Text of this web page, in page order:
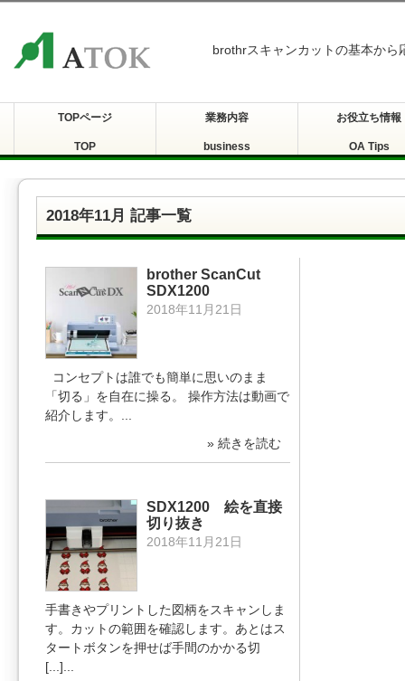
brothrスキャンカットの基本から
TOPページ
TOP
業務内容
business
お役立ち情報
OA Tips
2018年11月 記事一覧
brother ScanCut
SDX1200
2018年11月21日
コンセプトは誰でも簡単に思いのまま
「切る」を自在に操る。 操作方法は動画で
紹介します。...
» 続きを読む
SDX1200 絵を直接
切り抜き
2018年11月21日
手書きやプリントした図柄をスキャンしま
す。カットの範囲を確認します。あとはス
タートボタンを押せば手間のかかる切
[...]...